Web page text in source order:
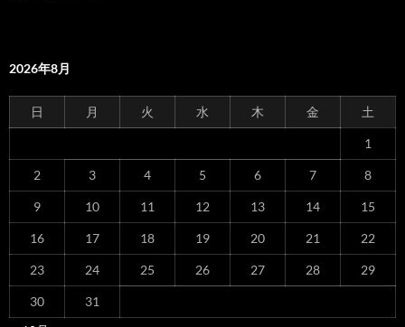
2026年8月
日 月 火 水 木 金 土
1
2 3 4 5 6 7 8
9 10 11 12 13 14 15
16 17 18 19 20 21 22
23 24 25 26 27 28 29
30
31